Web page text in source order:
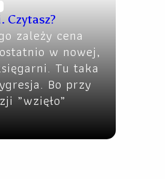
Czytasz?
zależy cena
w nowej,
Tu taka
Bo przy
„wzięło”